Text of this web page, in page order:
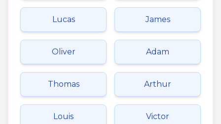
Lucas James
Oliver Adam
Thomas Arthur
Louis Victor